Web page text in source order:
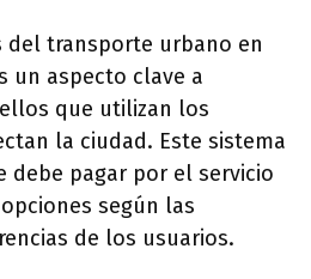
del transporte urbano en
un aspecto clave a
que utilizan los
la ciudad. Este sistema
debe pagar por el servicio
según las
de los usuarios.